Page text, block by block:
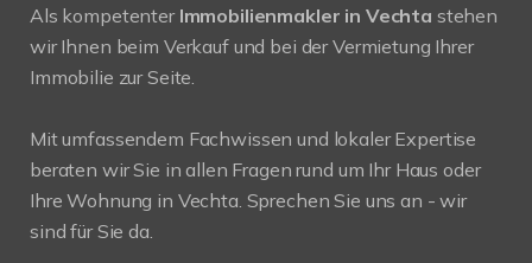
Als kompetenter Immobilienmakler in Vechta stehen
wir Ihnen beim Verkauf und bei der Vermietung Ihrer
Immobilie zur Seite.
Mit umfassendem Fachwissen und lokaler Expertise
beraten wir Sie in allen Fragen rund um Ihr Haus oder
Ihre Wohnung in Vechta. Sprechen Sie uns an - wir
sind für Sie da.